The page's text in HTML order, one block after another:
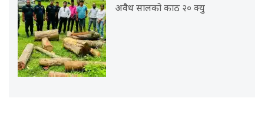
अवैध सालको काठ २० क्यु